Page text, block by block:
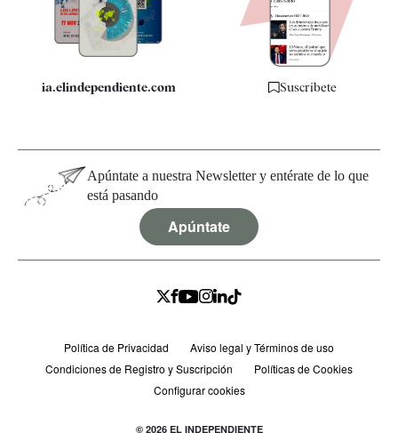
Especificaciones
ia.elindependiente.com Suscríbete
Apúntate a nuestra Newsletter y entérate de lo que
está pasando
Apúntate
Política de Privacidad
Aviso legal y Términos de uso
Condiciones de Registro y Suscripción
Políticas de Cookies
Configurar cookies
© 2026 EL INDEPENDIENTE